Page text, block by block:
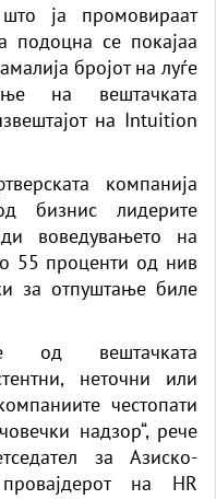
ја промовираат
подоцна се покајаа
бројот на луѓе
на вештачката
на Intuition
компанија
бизнис лидерите
воведувањето на
55 проценти од нив
за отпуштање биле
од вештачката
неточни или
честопати
надзор“, рече
за Азиско-
на HR